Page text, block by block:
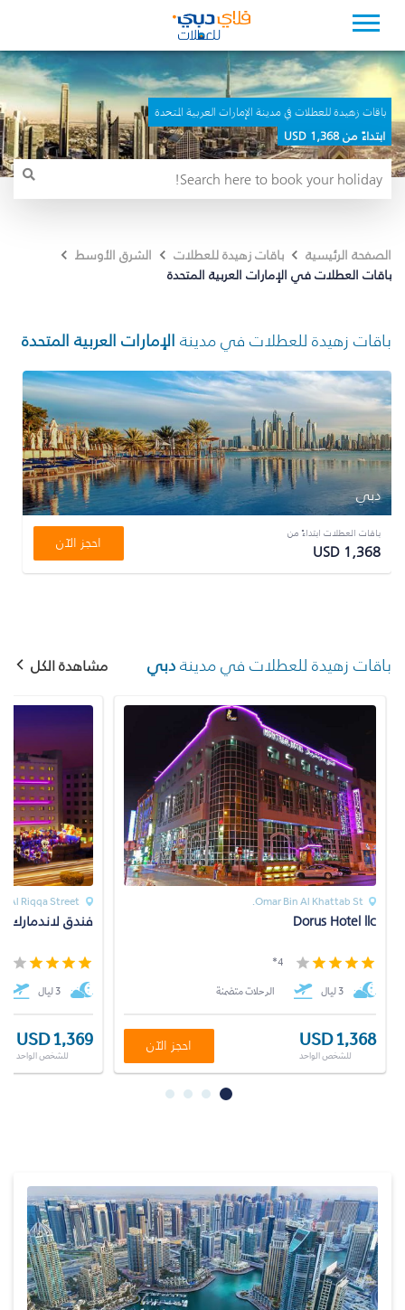
باقات زهيدة للعطلات في مدينة الإمارات العربية المتحدة
ابتداءً من 1,368 USD
الصفحة الرئيسية باقات زهيدة للعطلات
الشرق الأوسط
باقات العطلات في الإمارات العربية المتحدة
باقات زهيدة للعطلات في مدينة الإمارات العربية المتحدة
دبي
باقات العطلات ابتداءً من
USD 1,368 احجز الآن
باقات زهيدة للعطلات في مدينةدبي مشاهدة الكل
Al Riqqa Street
فندق لاندمارك
3 ليال
USD 1,369
للشخص الواحد
Omar Bin Al Khattab St.
Dorus Hotel llc
4*
3 ليال الرحلات متضمنة
USD 1,368
للشخص الواحد
احجز الآن